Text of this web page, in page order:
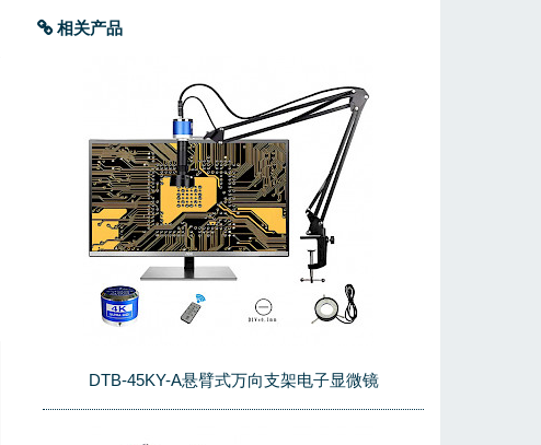
相关产品
DTB-45KY-A悬臂式万向支架电子显微镜